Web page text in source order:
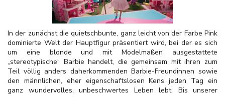
In der zunächst die quietschbunte, ganz leicht von der Farbe Pink
dominierte Welt der Hauptfigur präsentiert wird, bei der es sich
um eine blonde und mit Modelmaßen ausgestattete
„stereotypische“ Barbie handelt, die gemeinsam mit ihren zum
Teil völlig anders daherkommenden Barbie-Freundinnen sowie
den männlichen, eher eigenschaftslosen Kens jeden Tag ein
ganz wundervolles, unbeschwertes Leben lebt. Bis unserer